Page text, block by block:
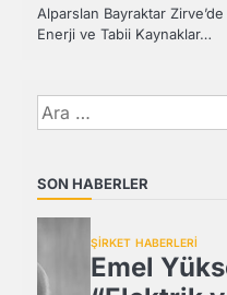
Alparslan Bayraktar
Enerji ve Tabii Kaynaklar…
Arama:
SON HABERLER
ŞİRKET HABERLERİ
Emel